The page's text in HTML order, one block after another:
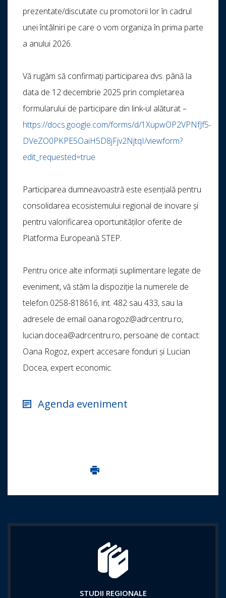
prezentate/discutate cu promotorii lor în cadrul
unei întâlniri pe care o vom organiza în prima parte
a anului 2026.
Vă rugăm să confirmați participarea dvs. până la
data de 12 decembrie 2025 prin completarea
formularului de participare din link-ul alăturat –
https://docs.google.com/forms/d/1XupwOP2VPNfJf5-
DVeZO0PKPE5OaiH5D8jFjv2NjtqI/viewform?
edit_requested=true
Participarea dumneavoastră este esențială pentru
consolidarea ecosistemului regional de inovare și
pentru valorificarea oportunităților oferite de
Platforma Europeană STEP.
Pentru orice alte informații suplimentare legate de
eveniment, vă stăm la dispoziție la numerele de
telefon 0258-818616, int. 482 sau 433, sau la
adresele de email oana.rogoz@adrcentru.ro,
lucian.docea@adrcentru.ro, persoane de contact:
Oana Rogoz, expert accesare fonduri și Lucian
Docea, expert economic.
Agenda eveniment
Imprima aceasta pagina
STUDII REGIONALE